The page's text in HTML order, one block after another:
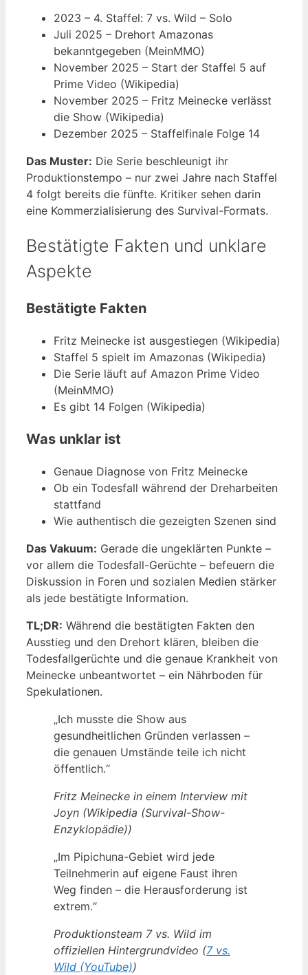
2023 – 4. Staffel: 7 vs. Wild – Solo
Juli 2025 – Drehort Amazonas
bekanntgegeben (MeinMMO)
November 2025 – Start der Staffel 5 auf
Prime Video (Wikipedia)
November 2025 – Fritz Meinecke verlässt
die Show (Wikipedia)
Dezember 2025 – Staffelfinale Folge 14
Das Muster: Die Serie beschleunigt ihr
Produktionstempo – nur zwei Jahre nach Staffel
4 folgt bereits die fünfte. Kritiker sehen darin
eine Kommerzialisierung des Survival-Formats.
Bestätigte Fakten und unklare
Aspekte
Bestätigte Fakten
Fritz Meinecke ist ausgestiegen (Wikipedia)
Staffel 5 spielt im Amazonas (Wikipedia)
Die Serie läuft auf Amazon Prime Video
(MeinMMO)
Es gibt 14 Folgen (Wikipedia)
Was unklar ist
Genaue Diagnose von Fritz Meinecke
Ob ein Todesfall während der Dreharbeiten
stattfand
Wie authentisch die gezeigten Szenen sind
Das Vakuum: Gerade die ungeklärten Punkte –
vor allem die Todesfall-Gerüchte – befeuern die
Diskussion in Foren und sozialen Medien stärker
als jede bestätigte Information.
TL;DR: Während die bestätigten Fakten den
Ausstieg und den Drehort klären, bleiben die
Todesfallgerüchte und die genaue Krankheit von
Meinecke unbeantwortet – ein Nährboden für
Spekulationen.
„Ich musste die Show aus
gesundheitlichen Gründen verlassen –
die genauen Umstände teile ich nicht
öffentlich.“
Fritz Meinecke in einem Interview mit
Joyn (Wikipedia (Survival-Show-
Enzyklopädie))
„Im Pipichuna-Gebiet wird jede
Teilnehmerin auf eigene Faust ihren
Weg finden – die Herausforderung ist
extrem.“
Produktionsteam 7 vs. Wild im
offiziellen Hintergrundvideo (7 vs.
Wild (YouTube))